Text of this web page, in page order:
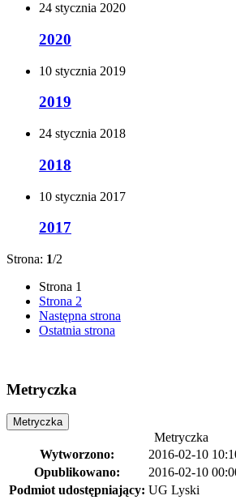
24 stycznia 2020
2020
10 stycznia 2019
2019
24 stycznia 2018
2018
10 stycznia 2017
2017
Strona: 1/2
Strona 1
Strona 2
Następna strona
Ostatnia strona
Metryczka
Metryczka
Metryczka
Wytworzono:
2016-02-10
Opublikowano:
2016-02-10
Podmiot udostępniający: UG Lyski